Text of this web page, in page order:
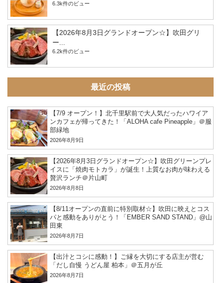
6.3k件のビュー
【2026年8月3日グランドオープン☆】吹田グリ
ー...
6.2k件のビュー
最近の投稿
【7/9 オープン！】北千里駅前で大人気だったハワイア
ンカフェが帰ってきた！「ALOHA cafe Pineapple」＠服
部緑地
2026年8月9日
【2026年8月3日グランドオープン☆】吹田グリーンプレ
イスに「焼肉モトカラ」が誕生！上質なお肉が味わえる
贅沢ランチ＠片山町
2026年8月8日
【8/11オープンの直前に特別取材☆】吹田に映えとコス
パと感動をありがとう！「EMBER SAND STAND」@山
田東
2026年8月7日
【出汁とコシに感動！】ご縁を大切にする店主が営む
「だし自慢 うどん屋 柏本」＠五月が丘
2026年8月7日